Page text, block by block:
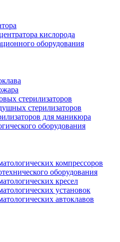
кислорода
оборудования
стерилизаторов
стерилизаторов
для маникюра
оборудования
компрессоров
оборудования
кресел
установок
автоклавов